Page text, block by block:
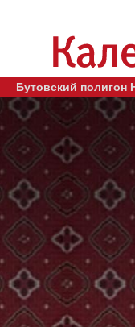
Бутовский полигон